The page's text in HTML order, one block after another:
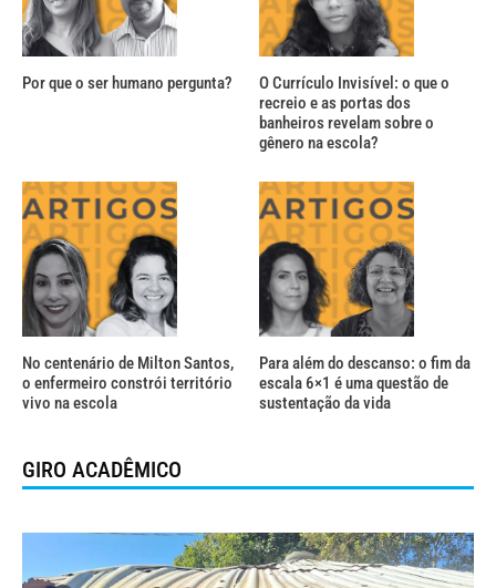
Por que o ser humano pergunta?
O Currículo Invisível: o que o
recreio e as portas dos
banheiros revelam sobre o
gênero na escola?
No centenário de Milton Santos,
o enfermeiro constrói território
vivo na escola
Para além do descanso: o fim da
escala 6×1 é uma questão de
sustentação da vida
GIRO ACADÊMICO